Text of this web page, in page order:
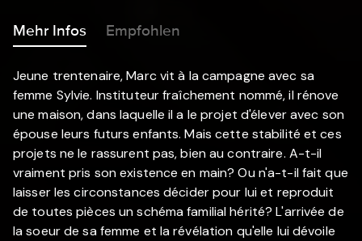
Mehr Infos Empfohlen
Jeune trentenaire, Marc vit à la campagne avec sa
femme Sylvie. Instituteur fraîchement nommé, il rénove
une maison, dans laquelle il a le projet d'élever avec son
épouse leurs futurs enfants. Mais cette stabilité et ces
projets ne le rassurent pas, bien au contraire. A-t-il
vraiment pris son existence en main? Ou n'a-t-il fait que
laisser les circonstances décider pour lui et reproduit
de toutes pièces un schéma familial hérité? L'arrivée de
la soeur de sa femme et la révélation qu'elle lui dévoile